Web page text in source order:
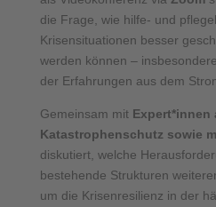
die Frage, wie hilfe- und
Krisensituationen besser
werden können –
der Erfahrungen aus dem
Gemeinsam mit Expert*innen
Katastrophenschutz sowie
diskutiert, welche
bestehende Strukturen
um die Krisenresilienz in der